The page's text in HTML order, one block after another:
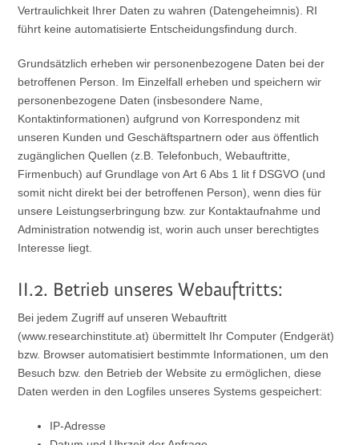
Vertraulichkeit Ihrer Daten zu wahren (Datengeheimnis). RI
führt keine automatisierte Entscheidungsfindung durch.
Grundsätzlich erheben wir personenbezogene Daten bei der
betroffenen Person. Im Einzelfall erheben und speichern wir
personenbezogene Daten (insbesondere Name,
Kontaktinformationen) aufgrund von Korrespondenz mit
unseren Kunden und Geschäftspartnern oder aus öffentlich
zugänglichen Quellen (z.B. Telefonbuch, Webauftritte,
Firmenbuch) auf Grundlage von Art 6 Abs 1 lit f DSGVO (und
somit nicht direkt bei der betroffenen Person), wenn dies für
unsere Leistungserbringung bzw. zur Kontaktaufnahme und
Administration notwendig ist, worin auch unser berechtigtes
Interesse liegt.
II.2. Betrieb unseres Webauftritts:
Bei jedem Zugriff auf unseren Webauftritt
(www.researchinstitute.at) übermittelt Ihr Computer (Endgerät)
bzw. Browser automatisiert bestimmte Informationen, um den
Besuch bzw. den Betrieb der Website zu ermöglichen, diese
Daten werden in den Logfiles unseres Systems gespeichert:
IP-Adresse